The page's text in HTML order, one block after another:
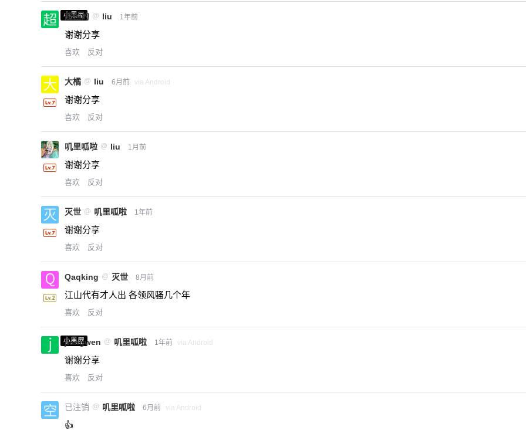
-熊本熊- @ 御品熊风
小黑屋
超凶的 @ liu 1年前
谢谢分享
喜欢 反对
大橘 @ liu 6月前 via Android
谢谢分享
喜欢 反对
叽里呱啦 @ liu 1月前
谢谢分享
喜欢 反对
灭世 @ 叽里呱啦 1年前
谢谢分享
喜欢 反对
Qaqking @ 灭世 8月前
江山代有才人出 各领风骚几个年
喜欢 反对
小黑屋
jiangwen @ 叽里呱啦 1年前 via Android
谢谢分享
喜欢 反对
已注销 @ 叽里呱啦 6月前 via Android
👍